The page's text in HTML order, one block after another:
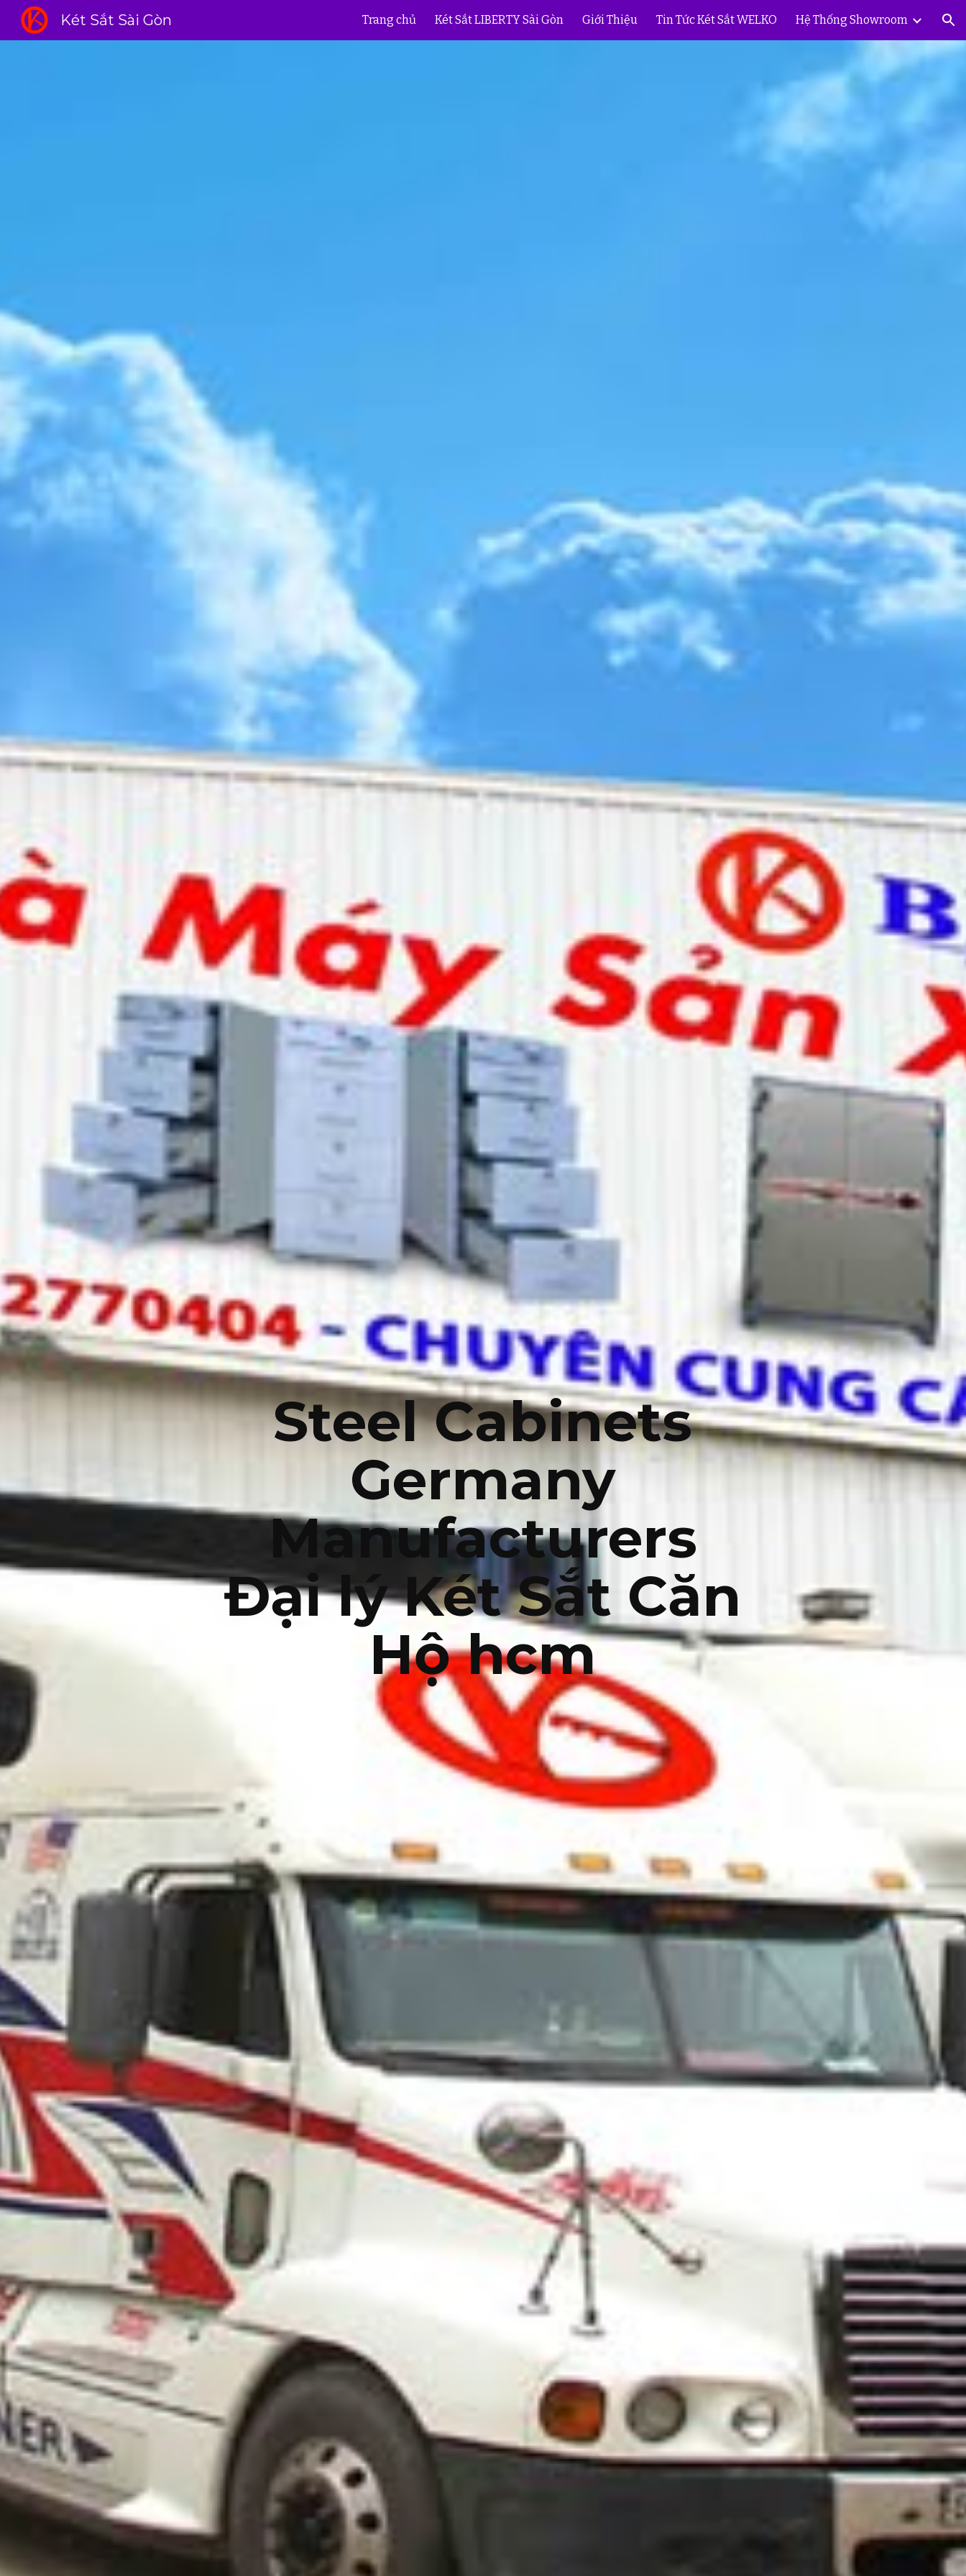
Skip to main content Skip to navigation
Két Sắt Sài Gòn Trang chủ Két Sắt LIBERTY Sài Gòn Giới Thiệu Tin Tức Két Sắt WELKO Hệ Thống Showroom
Steel Cabinets
Germany
Manufacturers
Đại lý Két Sắt Căn
Hộ hcm